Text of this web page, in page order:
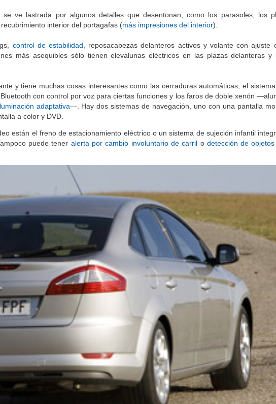
ve lastrada por algunos detalles que desentonan, como los parasoles, los
control de estabilidad, reposacabezas delanteros activos y volante con ajuste
más asequibles sólo tienen elevalunas eléctricos en las plazas delanteras y
y tiene muchas cosas interesantes como las cerraduras automáticas, el
con control por voz para ciertas funciones y los faros de doble xenón
adaptativa
están el freno de estacionamiento eléctrico o un sistema de sujeción infantil
puede tener